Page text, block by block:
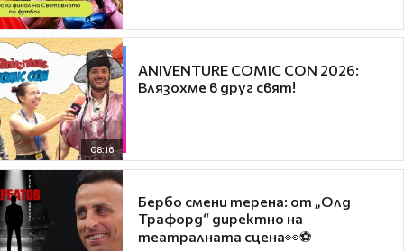
08:16
ANIVENTURE COMIC CON 2026:
Влязохме в друг свят!
Бербо смени терена: от „Олд
Трафорд“ директно на
театралната сцена👀⚽